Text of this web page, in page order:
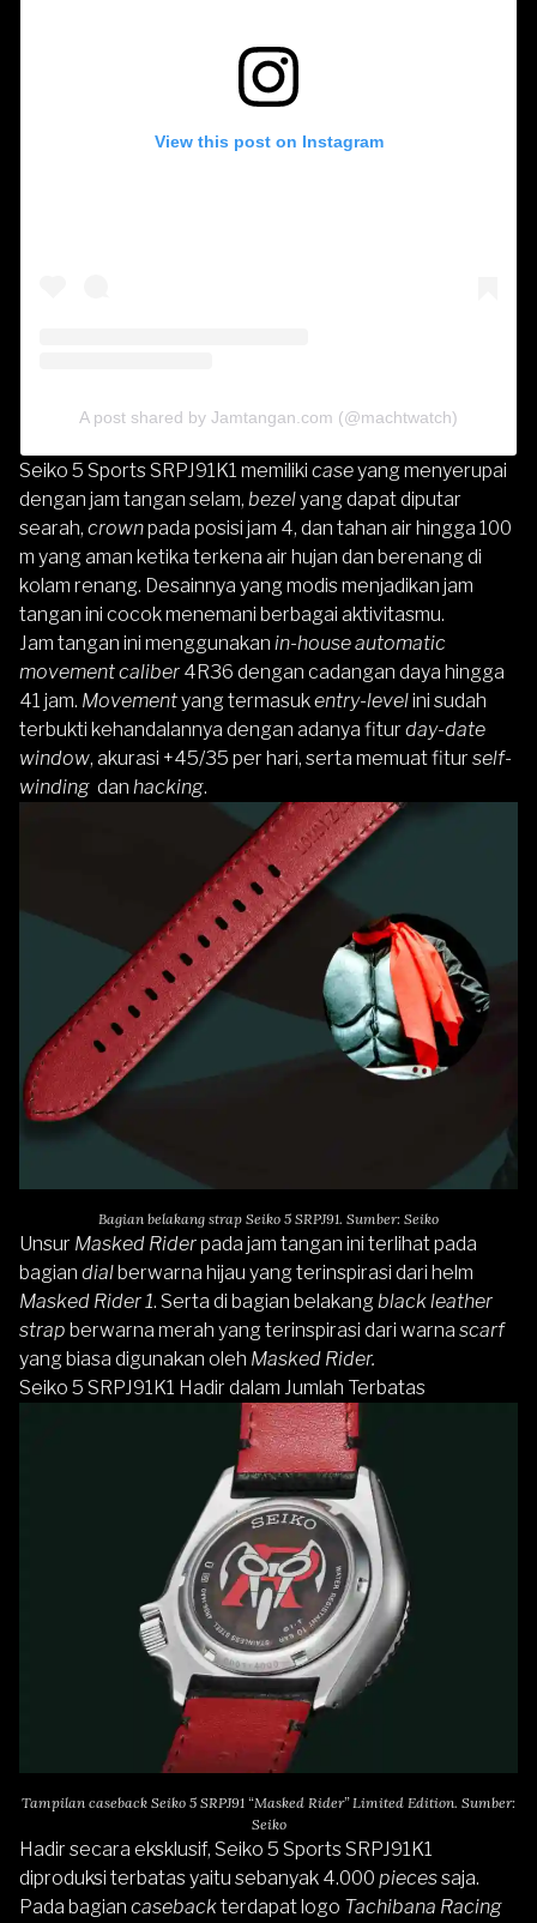
View this post on Instagram
A post shared by Jamtangan.com (@machtwatch)
Seiko 5 Sports SRPJ91K1 memiliki caseyang menyerupai
dengan jam tangan selam, bezelyang dapat diputar
searah, crownpada posisi jam 4, dan tahan air hingga 100
m yang aman ketika terkena air hujan dan berenang di
kolam renang. Desainnya yang modis menjadikan jam
tangan ini cocok menemani berbagai aktivitasmu.
Jam tangan ini menggunakan in-house automatic
movement caliber 4R36 dengan cadangan daya hingga
41 jam. Movementyang termasukentry-levelini sudah
terbukti kehandalannya dengan adanya fitur day-date
window, akurasi +45/35 per hari, serta memuat fitur self-
winding dan hacking.
Bagian belakang strap Seiko 5 SRPJ91. Sumber: Seiko
Unsur Masked Riderpada jam tangan ini terlihat pada
bagian dial berwarna hijau yang terinspirasi dari helm
Masked Rider 1. Serta di bagian belakang black leather
strap berwarna merah yang terinspirasi dari warna scarf
yang biasa digunakan oleh Masked Rider.
Seiko 5 SRPJ91K1 Hadir dalam Jumlah Terbatas
Tampilan caseback Seiko 5 SRPJ91 “Masked Rider” Limited Edition. Sumber:
Seiko
Hadir secara eksklusif, Seiko 5 Sports SRPJ91K1
diproduksi terbatas yaitu sebanyak 4.000 piecessaja.
Pada bagian casebackterdapat logo Tachibana Racing